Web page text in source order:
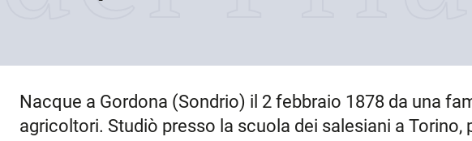
Nacque a Gordona (Sondrio) il 2 febbraio 1878 da una
agricoltori. Studiò presso la scuola dei salesiani a Torino,